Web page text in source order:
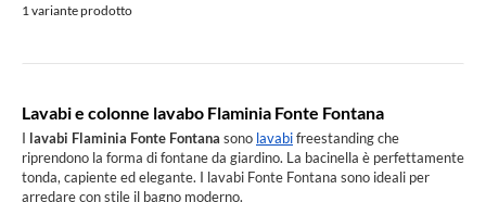
1 variante prodotto
Lavabi e colonne lavabo Flaminia Fonte Fontana
I lavabi Flaminia Fonte Fontana sono lavabifreestanding che
riprendono la forma di fontane da giardino. La bacinella è perfettamente
tonda, capiente ed elegante. I lavabi Fonte Fontana sono ideali per
arredare con stile il bagno moderno.